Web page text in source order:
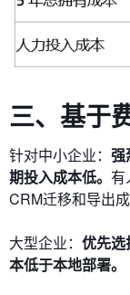
三、基于
针对中小企业： 强
期投入成本低。 有
CRM迁移和导出成
大型企业： 优先
本低于本地部署。